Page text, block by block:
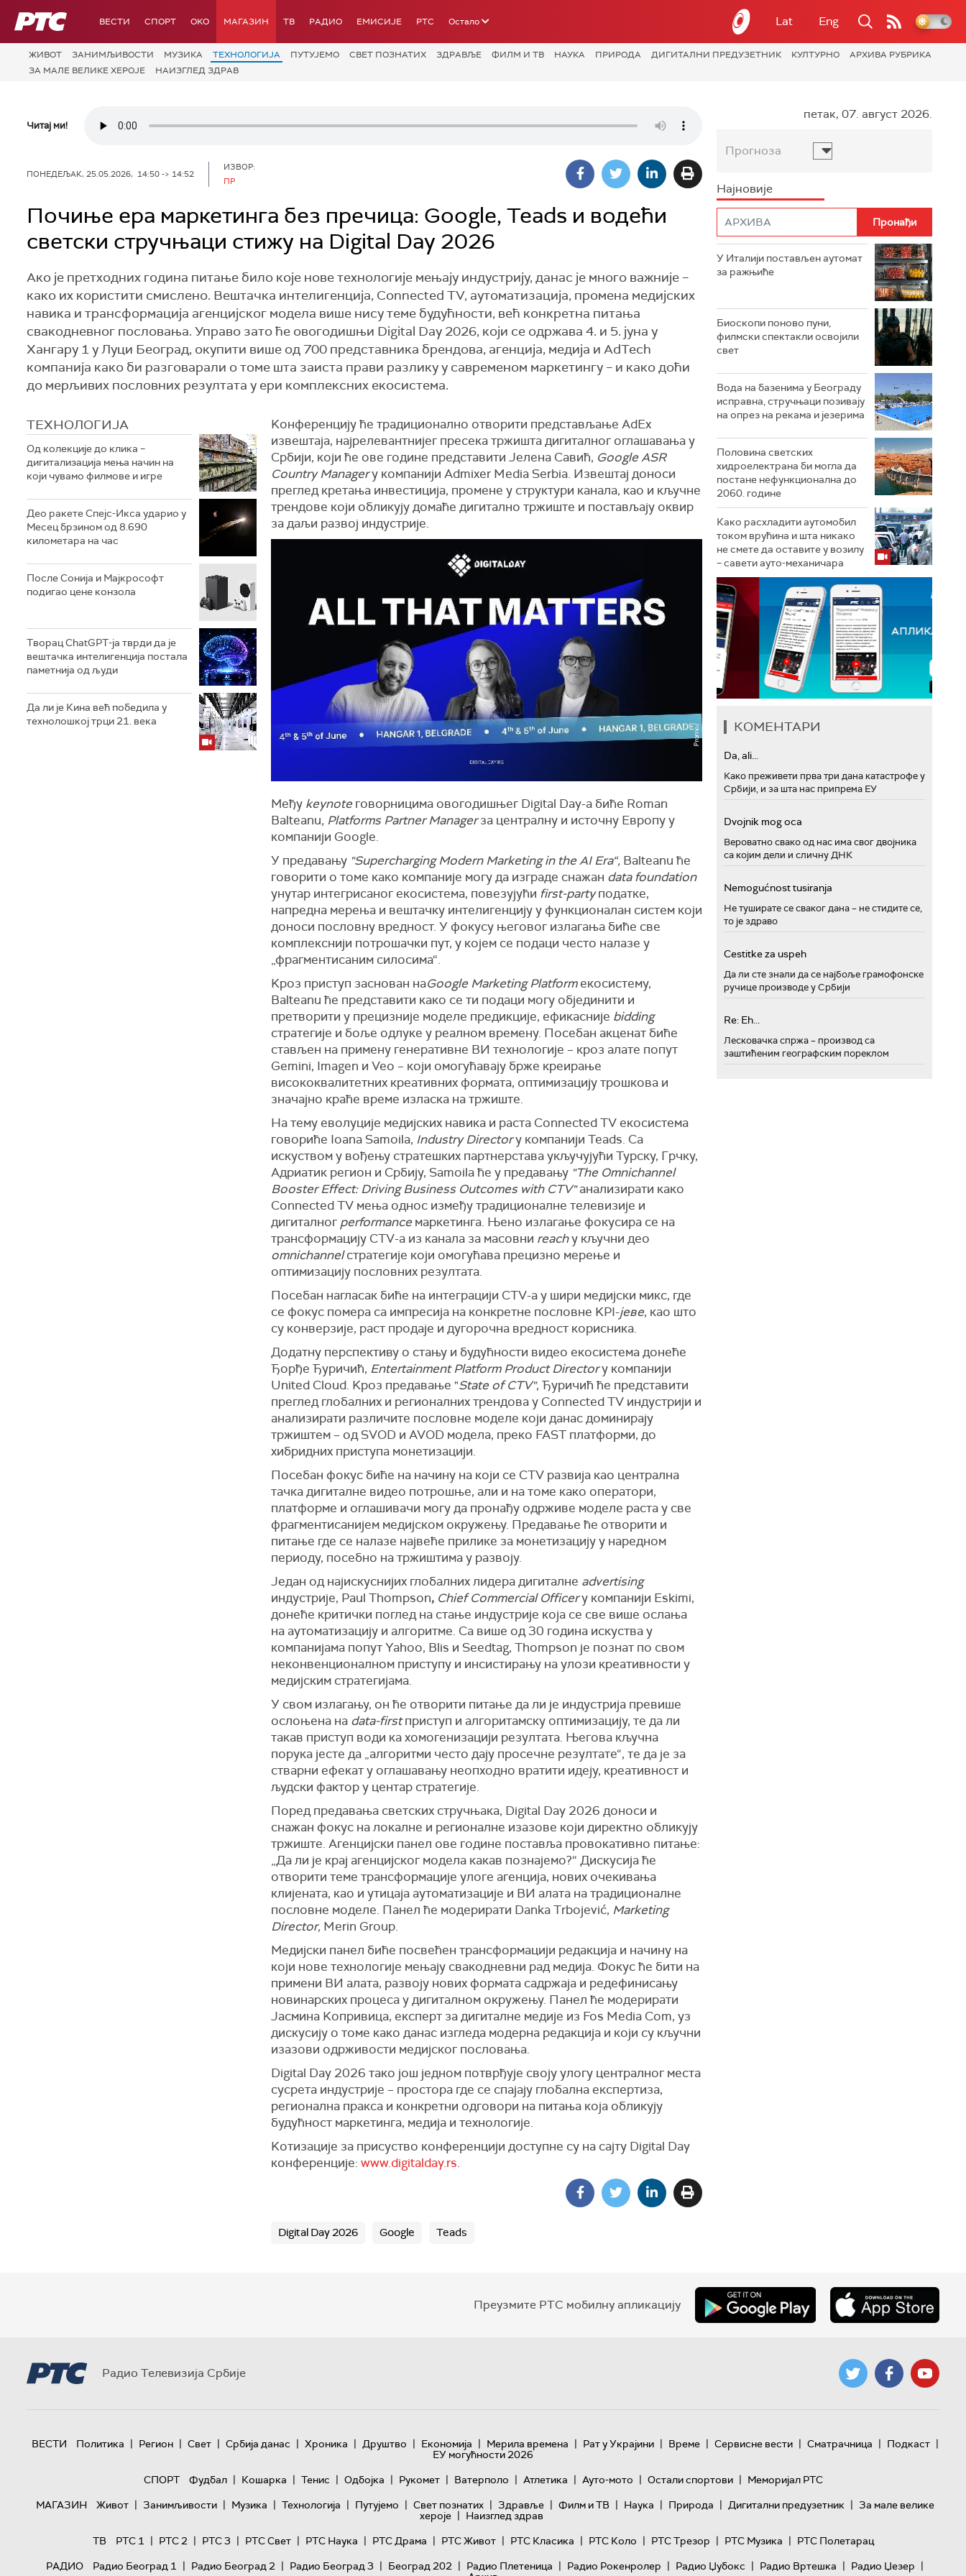
РТС ВЕСТИ СПОРТ OKO МАГАЗИН ТВ РАДИО ЕМИСИЈЕ РТС Остало Lat Eng
ЖИВОТ ЗАНИМЉИВОСТИ МУЗИКА ТЕХНОЛОГИЈA ПУТУЈЕМО СВЕТ ПОЗНАТИХ ЗДРАВЉЕ ФИЛМ И ТВ НАУКА ПРИРОДА ДИГИТАЛНИ ПРЕДУЗЕТНИК КУЛТУРНО
АРХИВА РУБРИКА
ЗА МАЛЕ ВЕЛИКЕ ХЕРОЈЕ
НАИЗГЛЕД ЗДРАВ
Читај ми!
ПОНЕДЕЉАК, 25.05.2026, 14:50 -> 14:52
ИЗВОР:
ПР
Почиње ера маркетинга без пречица: Google, Teads и водећи
светски стручњаци стижу на Digital Day 2026
Ако је претходних година питање било које нове технологије мењају индустрију, данас је много важније –
како их користити смислено. Вештачка интелигенција, Connected TV, аутоматизација, промена медијских
навика и трансформација агенцијског модела више нису теме будућности, већ конкретна питања
свакодневног пословања. Управо зато ће овогодишњи Digital Day 2026, који се одржава 4. и 5. јуна у
Хангару 1 у Луци Београд, окупити више од 700 представника брендова, агенција, медија и AdTech
компанија како би разговарали о томе шта заиста прави разлику у савременом маркетингу – и како доћи
до мерљивих пословних резултата у ери комплексних екосистема.
ТЕХНОЛОГИЈA
Од колекције до клика –
дигитализација мења начин на
који чувамо филмове и игре
Део ракете Спејс-Икса ударио у
Месец брзином од 8.690
километара на час
После Сонија и Мајкрософт
подигао цене конзола
Творац ChatGPT-ја тврди да је
вештачка интелигенција постала
паметнија од људи
Да ли је Кина већ победила у
технолошкој трци 21. века
Kонференцију ће традиционално отворити представљање AdEx
извештаја, најрелевантнијег пресека тржишта дигиталног оглашавања у
Србији, који ће ове године представити Јелена Савић, Google ASR
Country Managerу компанији Admixer Media Serbia. Извештај доноси
преглед кретања инвестиција, промене у структури канала, као и кључне
трендове који обликују домаће дигитално тржиште и постављају оквир
за даљи развој индустрије.
Међу keynoteговорницима овогодишњег Digital Day-a биће Roman
Balteanu, Platforms Partner Managerза централну и источну Европу у
компанији Google.
У предавању "Supercharging Modern Marketing in the AI Era“, Balteanu ће
говорити о томе како компаније могу да изграде снажан data foundation
унутар интегрисаног екосистема, повезујући first-partyподатке,
напредна мерења и вештачку интелигенцију у функционалан систем који
доноси пословну вредност. У фокусу његовог излагања биће све
комплекснији потрошачки пут, у којем се подаци често налазе у
„фрагментисаним силосима“.
Kроз приступ заснован наGoogle Marketing Platformекосистему,
Balteanu ће представити како се ти подаци могу објединити и
претворити у прецизније моделе предикције, ефикасније bidding
стратегије и боље одлуке у реалном времену. Посебан акценат биће
стављен на примену генеративне ВИ технологије – кроз алате попут
Gemini, Imagen и Veo – који омогућавају брже креирање
висококвалитетних креативних формата, оптимизацију трошкова и
значајно краће време изласка на тржиште.
На тему еволуције медијских навика и раста Connected TV екосистема
говориће Ioana Samoila, Industry Directorу компанији Teads. Са
искуством у вођењу стратешких партнерстава укључујући Турску, Грчку,
Адриатик регион и Србију, Samoila ће у предавању "The Omnichannel
Booster Effect: Driving Business Outcomes with CTV"анализирати како
Connected TV мења однос између традиционалне телевизије и
дигиталног performanceмаркетинга. Њено излагање фокусира се на
трансформацију CTV-a из канала за масовни reachу кључни део
omnichannelстратегије који омогућава прецизно мерење и
оптимизацију пословних резултата.
Посебан нагласак биће на интеграцији CTV-a у шири медијски микс, где
се фокус помера са импресија на конкретне пословне KPI-јеве, као што
су конверзије, раст продаје и дугорочна вредност корисника.
Додатну перспективу о стању и будућности видео екосистема донеће
Ђорђе Ђуричић, Entertainment Platform Product Directorу компанији
United Cloud. Kроз предавање "State of CTV", Ђуричић ће представити
преглед глобалних и регионалних трендова у Connected TV индустрији и
анализирати различите пословне моделе који данас доминирају
тржиштем – од SVOD и AVOD модела, преко FAST платформи, до
хибридних приступа монетизацији.
Посебан фокус биће на начину на који се CTV развија као централна
тачка дигиталне видео потрошње, али и на томе како оператори,
платформе и оглашивачи могу да пронађу одрживе моделе раста у све
фрагментисанијем медијском окружењу. Предавање ће отворити и
питање где се налазе највеће прилике за монетизацију у наредном
периоду, посебно на тржиштима у развоју.
Један од најискуснијих глобалних лидера дигиталне advertising
индустрије, Paul Thompson, Chief Commercial Officerу компанији Eskimi,
донеће критички поглед на стање индустрије која се све више ослања
на аутоматизацију и алгоритме. Са више од 30 година искуства у
компанијама попут Yahoo, Blis и Seedtag, Thompson је познат по свом
неконвенционалном приступу и инсистирању на улози креативности у
медијским стратегијама.
У свом излагању, он ће отворити питање да ли је индустрија превише
ослоњена на data-firstприступ и алгоритамску оптимизацију, те да ли
такав приступ води ка хомогенизацији резултата. Његова кључна
порука јесте да „алгоритми често дају просечне резултате“, те да је за
стварни ефекат у оглашавању неопходно вратити идеју, креативност и
људски фактор у центар стратегије.
Поред предавања светских стручњака, Digital Day 2026 доноси и
снажан фокус на локалне и регионалне изазове који директно обликују
тржиште. Агенцијски панел ове године поставља провокативно питање:
„Да ли је крај агенцијског модела какав познајемо?“ Дискусија ће
отворити теме трансформације улоге агенција, нових очекивања
клијената, као и утицаја аутоматизације и ВИ алата на традиционалне
пословне моделе. Панел ће модерирати Danka Trbojević, Marketing
Director, Merin Group.
Медијски панел биће посвећен трансформацији редакција и начину на
који нове технологије мењају свакодневни рад медија. Фокус ће бити на
примени ВИ алата, развоју нових формата садржаја и редефинисању
новинарских процеса у дигиталном окружењу. Панел ће модерирати
Јасмина Kопривица, експерт за дигиталне медије из Fos Media Com, уз
дискусију о томе како данас изгледа модерна редакција и који су кључни
изазови одрживости медијског пословања.
Digital Day 2026 тако још једном потврђује своју улогу централног места
сусрета индустрије – простора где се спајају глобална експертиза,
регионална пракса и конкретни одговори на питања која обликују
будућност маркетинга, медија и технологије.
Kотизације за присуство конференцији доступне су на сајту Digital Day
конференције: www.digitalday.rs.
Digital Day 2026 Google Teads
петак, 07. август 2026.
Прогноза
Најновије
У Италији постављен аутомат
за ражњиће
Биоскопи поново пуни,
филмски спектакли освојили
свет
Вода на базенима у Београду
исправна, стручњаци позивају
на опрез на рекама и језерима
Половина светских
хидроелектрана би могла да
постане нефункционална до
2060. године
Како расхладити аутомобил
током врућина и шта никако
не смете да оставите у возилу
– савети ауто-механичара
КОМЕНТАРИ
Da, ali...
Како преживети прва три дана катастрофе у
Србији, и за шта нас припрема ЕУ
Dvojnik mog oca
Вероватно свако од нас има свог двојника
са којим дели и сличну ДНК
Nemogućnost tusiranja
Не туширате се сваког дана – не стидите се,
то је здраво
Cestitke za uspeh
Да ли сте знали да се најбоље грамофонске
ручице производе у Србији
Re: Eh...
Лесковачка спржа – производ са
заштићеним географским пореклом
Преузмите РТС мобилну апликацију
Радио Телевизија Србије
ВЕСТИ Политика | Регион | Свет | Србија данас | Хроника | Друштво | Економија | Мерила времена | Рат у Украјини | Време | Сервисне вести | Сматрачница | Подкаст |
ЕУ могућности 2026
СПОРТ
Фудбал | Кошарка | Тенис | Одбојка | Рукомет | Ватерполо | Атлетика | Ауто-мото | Остали спортови | Меморијал РТС
МАГАЗИН
Живот | Занимљивости | Музика | Технологијa | Путујемо | Свет познатих | Здравље | Филм и ТВ | Наука | Природа | Дигитални предузетник | За мале велике
хероје | Наизглед здрав
ТВ
РТС 1 | РТС 2 | РТС 3 | РТС Свет | РТС Наука | РТС Драма | РТС Живот | РТС Класика | РТС Коло | РТС Трезор | РТС Музика | РТС Полетарац
РАДИО
Радио Београд 1 | Радио Београд 2 | Радио Београд 3 | Београд 202 | Радио Плетеница | Радио Рокенролер | Радио Џубокс | Радио Вртешка | Радио Џезер |